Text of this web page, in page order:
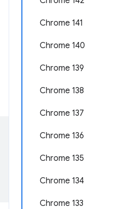
Chrome 141
Chrome 140
Chrome 139
Chrome 138
Chrome 137
Chrome 136
Chrome 135
Chrome 134
Chrome 133